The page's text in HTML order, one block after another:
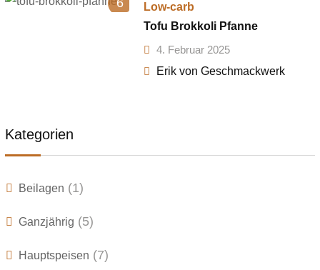
6
Low-carb
Tofu Brokkoli Pfanne
4. Februar 2025
Erik von Geschmackwerk
Kategorien
Beilagen (1)
Ganzjährig (5)
Hauptspeisen (7)